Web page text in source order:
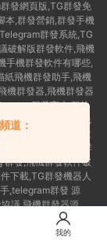
發網頁版,TG群發免
本,群發營銷,群發手機
群發系統,TG
破解版群發軟件,飛機
手機群發軟件有哪些,
紙飛機群發助手,飛機
機群發器,飛機群發器
群發言,加群軟
群發軟件,tg群發器免
發,telegram 群發,拉
軟件,telegram自動群
群發,飛機群發軟件破
下載,TG群發機器人
,telegram群發 源
議,飛機群發器源
群發器
我的
道：